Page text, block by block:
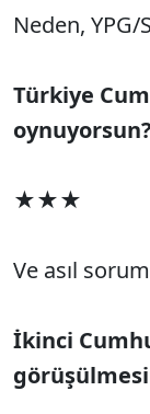
Neden, YPG/
Türkiye
oynuyorsun?
★★★
Ve asıl
İkinci